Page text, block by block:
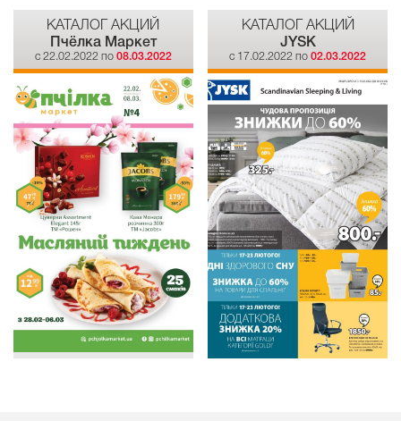
КАТАЛОГ АКЦИЙ
Пчёлка Маркет
c 22.02.2022 по 08.03.2022
КАТАЛОГ АКЦИЙ
JYSK
c 17.02.2022 по02.03.2022